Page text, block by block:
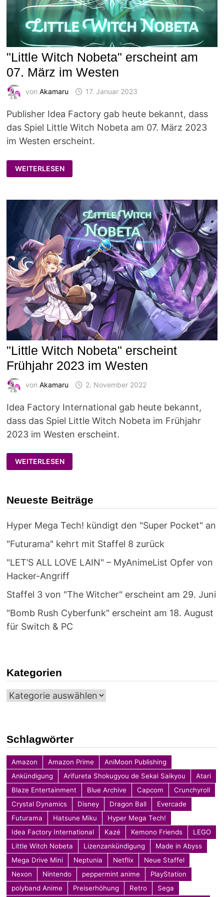
"Little Witch Nobeta" erscheint am
07. März im Westen
von Akamaru 17. Januar 2023
Publisher Idea Factory gab heute bekannt, dass
das Spiel Little Witch Nobeta am 07. März 2023
im Westen erscheint.
"LITTLE
WITCH
NOBETA"
07.
MÄRZ
WESTEN
WEITERLESEN
"Little Witch Nobeta" erscheint
Frühjahr 2023 im Westen
von Akamaru 2. November 2022
Idea Factory International gab heute bekannt,
dass das Spiel Little Witch Nobeta im Frühjahr
2023 im Westen erscheint.
"LITTLE
WITCH
NOBETA"
IM
WESTEN
WEITERLESEN
Neueste Beiträge
Hyper Mega Tech! kündigt den "Super Pocket" an
"Futurama" kehrt mit Staffel 8 zurück
"LET’S ALL LOVE LAIN" – MyAnimeList Opfer von
Hacker-Angriff
Staffel 3 von "The Witcher" erscheint am 29. Juni
"Bomb Rush Cyberfunk" erscheint am 18. August
für Switch & PC
Kategorien
Kategorien
Schlagwörter
Amazon Amazon Prime
AniMoon Publishing
Ankündigung
Arifureta Shokugyou de Sekai Saikyou
Atari
Blaze Entertainment
Blue Archive Capcom
Crunchyroll
Crystal Dynamics
Disney Dragon Ball
Evercade
Futurama
Hatsune Miku
Hyper Mega Tech!
Idea Factory International
Kazé Kemono Friends
LEGO
Little Witch Nobeta
Lizenzankündigung
Made in Abyss
Mega Drive Mini
Neptunia Netflix
Neue Staffel
Nexon
Nintendo peppermint anime
PlayStation
polyband Anime
Preiserhöhung Retro Sega